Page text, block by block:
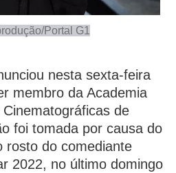
Portal G1
nesta sexta-feira
membro da Academia
de
foi tomada por causa do
rosto do comediante
2022, no último domingo